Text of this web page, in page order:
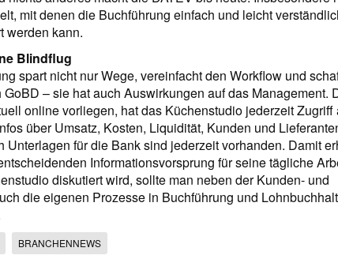
mit denen die Buchführung einfach und leicht
werden kann.
Blindflug
spart nicht nur Wege, vereinfacht den Workflow und
– sie hat auch Auswirkungen auf das Management.
online vorliegen, hat das Küchenstudio jederzeit Zugriff
über Umsatz, Kosten, Liquidität, Kunden und
Unterlagen für die Bank sind jederzeit vorhanden. Damit
Informationsvorsprung für seine tägliche
diskutiert wird, sollte man neben der Kunden- und
die eigenen Prozesse in Buchführung und
BRANCHENNEWS